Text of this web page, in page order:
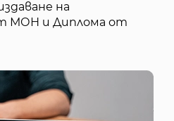
на
МОН и Диплома от